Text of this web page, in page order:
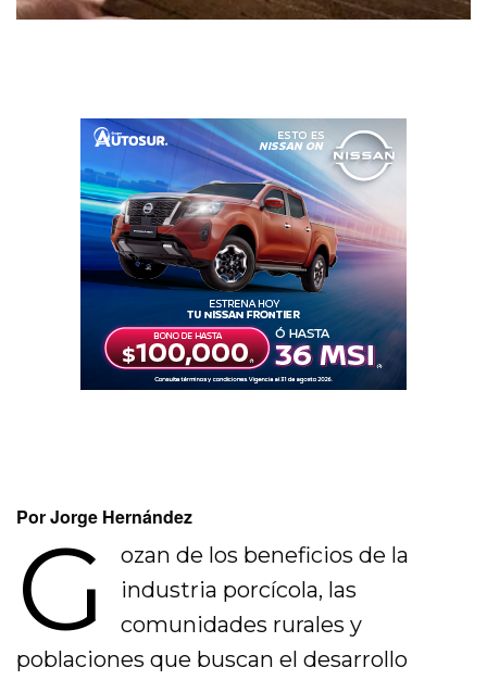
Por Jorge Hernández
G
ozan de los beneficios de la
industria porcícola, las
comunidades rurales y
poblaciones que buscan el desarrollo